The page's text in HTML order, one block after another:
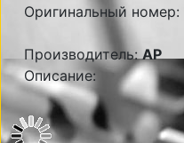
Оригинальный номер:
Производитель:AP
Описание: